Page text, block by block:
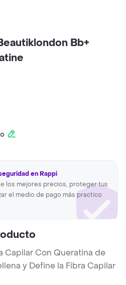
Bb+
en Rappi
los mejores precios, proteger tus
el medio de pago más practico
Capilar Con Queratina de
y Define la Fibra Capilar